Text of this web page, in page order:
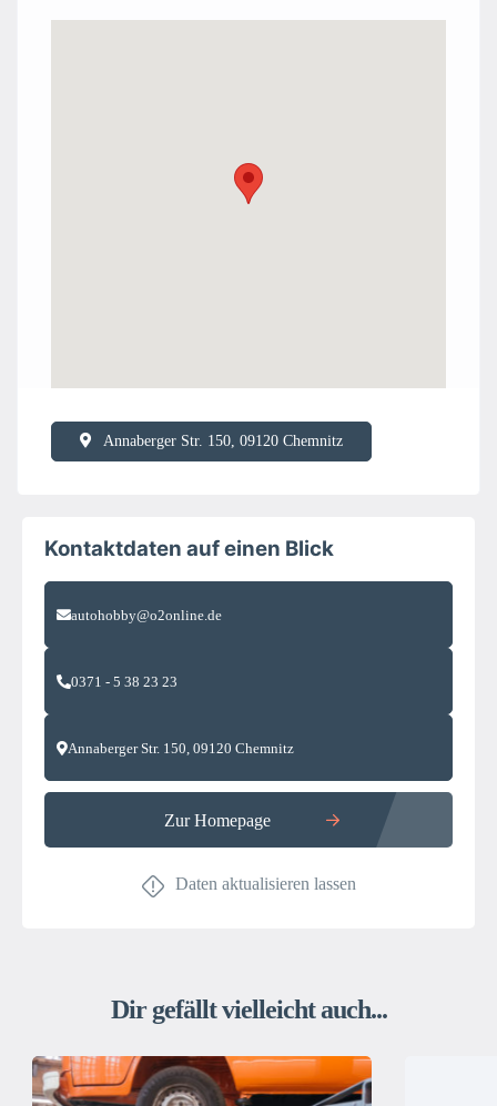
Annaberger Str. 150, 09120 Chemnitz
Kontaktdaten auf einen Blick
autohobby@o2online.de
0371 - 5 38 23 23
Annaberger Str. 150, 09120 Chemnitz
Zur Homepage
Daten aktualisieren lassen
Dir gefällt vielleicht auch...